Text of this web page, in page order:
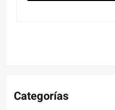
Categorías